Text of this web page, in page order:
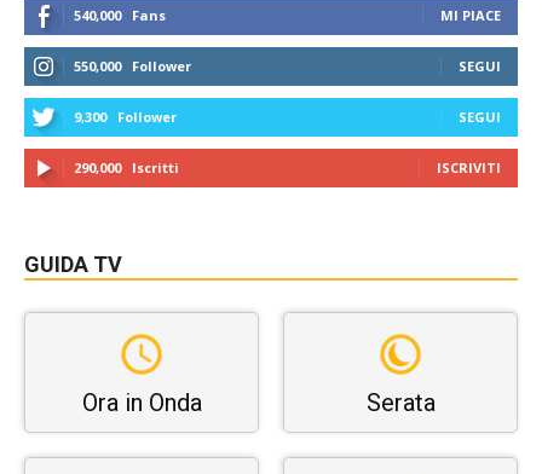
540,000 Fans MI PIACE
550,000 Follower SEGUI
9,300 Follower SEGUI
290,000 Iscritti ISCRIVITI
GUIDA TV
Ora in Onda Serata